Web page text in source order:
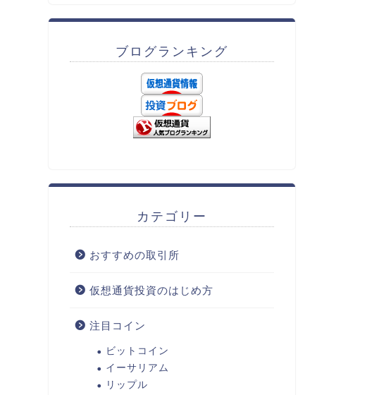
ブログランキング
カテゴリー
おすすめの取引所
仮想通貨投資のはじめ方
注目コイン
ビットコイン
イーサリアム
リップル